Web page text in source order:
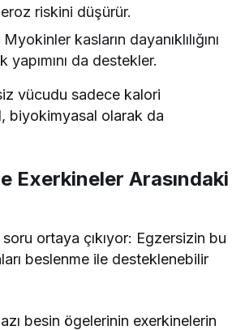
riskini düşürür.
kasların dayanıklılığını
yapımını da destekler.
vücudu sadece kalori
biyokimyasal olarak da
Exerkineler Arasındaki
ortaya çıkıyor: Egzersizin bu
beslenme ile desteklenebilir
besin ögelerinin exerkinelerin